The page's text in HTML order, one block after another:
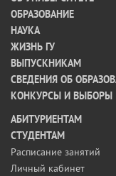
ОБРАЗОВАНИЕ
НАУКА
ЖИЗНЬ ГУ
ВЫПУСКНИКАМ
СВЕДЕНИЯ ОБ
КОНКУРСЫ И ВЫБОРЫ
АБИТУРИЕНТАМ
СТУДЕНТАМ
Расписание занятий
Личный кабинет